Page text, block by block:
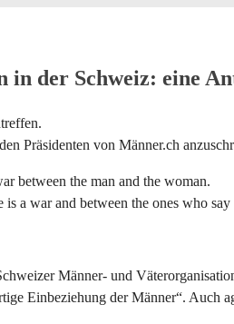
in der Schweiz: eine
Präsidenten von Männer.ch
between the man and the woman.
a war and between the ones who
Männer- und
Einbeziehung der Männer“. Auch